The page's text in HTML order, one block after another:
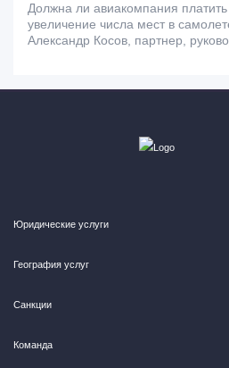
Должна ли авиакомпания
увеличение числа мест в
Александр Косов, партнер,
Юридические услуги
География услуг
Санкции
Команда